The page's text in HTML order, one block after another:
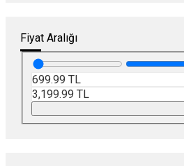
Fiyat Aralığı
699.99 TL
3,199.99 TL